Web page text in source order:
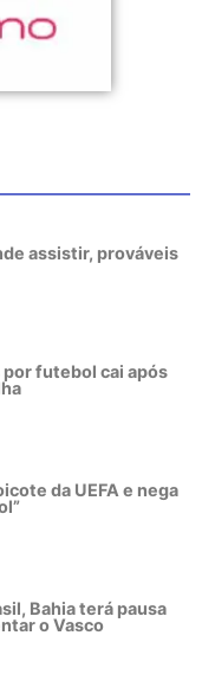
assistir, prováveis
futebol cai após
da UEFA e nega
Bahia terá pausa
o Vasco